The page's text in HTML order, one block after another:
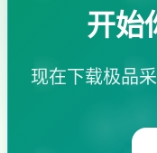
开始
现在下载极品